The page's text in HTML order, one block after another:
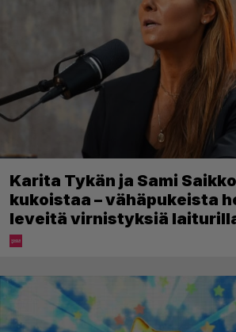
Karita Tykän ja Sami
kukoistaa – vähäpukeista
leveitä virnistyksiä